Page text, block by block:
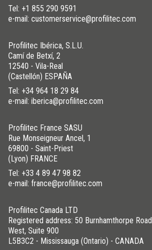
Tel: +1 855 290 9591
e-mail: customerservice@profilitec.com
Profilitec Ibérica, S.L.U.
Camí de Betxí, 2
12540 - Vila-Real
(Castellón) ESPAÑA
Tel: +34 964 18 29 84
e-mail: iberica@profilitec.com
Profilitec France SASU
Rue Monseigneur Ancel, 1
69800 - Saint-Priest
(Lyon) FRANCE
Tel: +33 4 89 47 98 82
e-mail: france@profilitec.com
Profilitec Canada LTD
Registered address: 50 Burnhamthorpe Road
West, Suite 900
L5B3C2 - Mississauga (Ontario) - CANADA